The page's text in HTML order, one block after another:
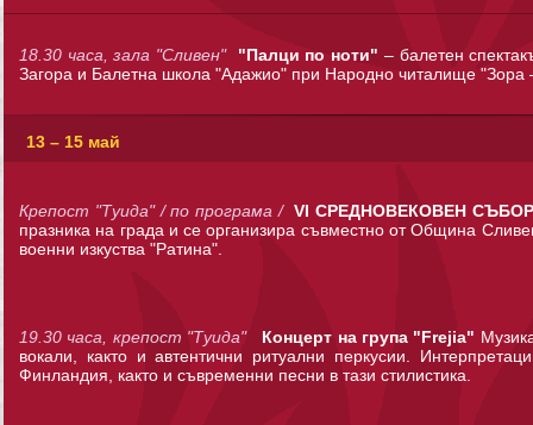
18.30 часа, зала "Сливен" "Палци по ноти" – балетен
Загора и Балетна школа "Адажио" при Народно читалище "Зора
13 – 15 май
Крепост "Туида" / по програма / VI СРЕДНОВЕКОВЕН
празника на града и се организира съвместно от Община
военни изкуства "Ратина".
19.30 часа, крепост "Туида" Концерт на група "Frejia"
вокали, както и автентични ритуални перкусии.
Финландия, както и съвременни песни в тази стилистика.